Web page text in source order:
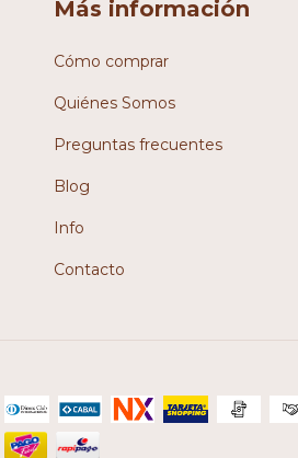
Más información
Cómo comprar
Quiénes Somos
Preguntas frecuentes
Blog
Info
Contacto